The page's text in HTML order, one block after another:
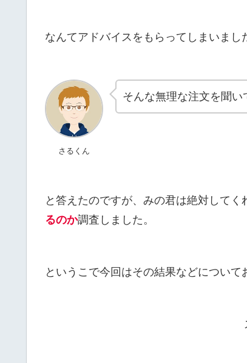
なんてアドバイスをもらってしまいまし
さるくん
そんな無理な注文を聞い
と答えたのですが、みの君は絶対して
るのか調査しました。
というこで今回はその結果などについて